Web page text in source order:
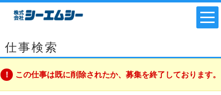
仕事検索
この仕事は既に削除されたか、募集を終了しております。